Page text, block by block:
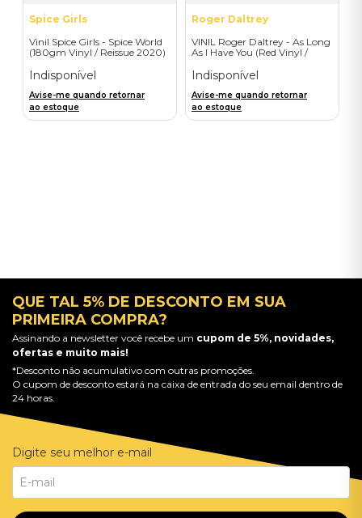
Spice Girls
Vinil Spice Girls - Spice World
(180gm Vinyl / Reissue 2020)
Indisponível
Avise-me quando retornar
ao estoque
Roger Daltrey
VINIL Roger Daltrey - As Long
As I Have You (Red Vinyl /
Indisponível
Avise-me quando retornar
ao estoque
QUE TAL 5% DE DESCONTO EM SUA
PRIMEIRA COMPRA?
Assinando a newsletter você recebe um cupom de 5%, novidades,
ofertas e muito mais!
*Desconto não acumulativo com outras promoções.
O cupom de desconto estará na caixa de entrada do seu email dentro de
24 horas.
Digite seu melhor e-mail